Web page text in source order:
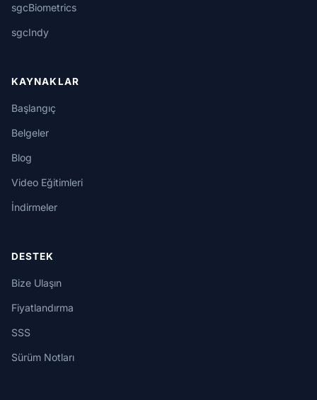
sgcBiometrics
sgcIndy
KAYNAKLAR
Başlangıç
Belgeler
Blog
Video Eğitimleri
İndirmeler
DESTEK
Bize Ulaşın
Fiyatlandırma
SSS
Sürüm Notları